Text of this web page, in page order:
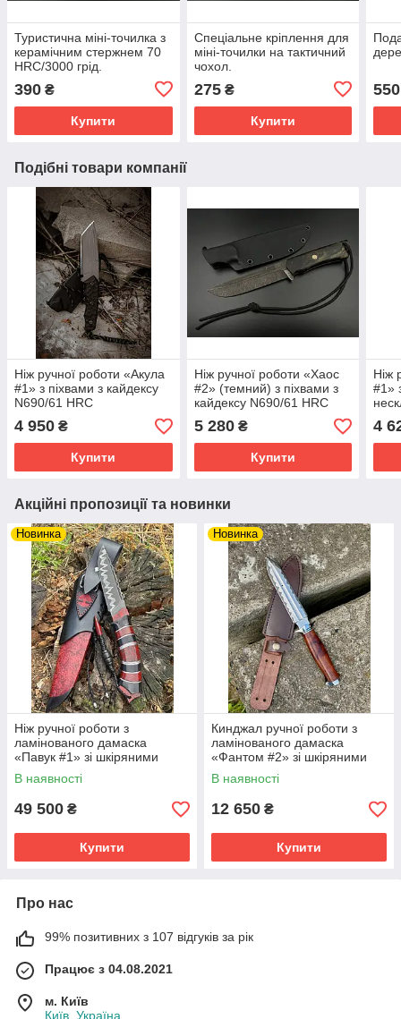
Туристична міні-точилка з
керамічним стержнем 70
HRC/3000 грід.
390 ₴
Купити
Спеціальне кріплення для
міні-точилки на тактичний
чохол.
275₴
Купити
550
Подібні товари компанії
Ніж ручної роботи «Акула
#1» з піхвами з кайдексу
N690/61 HRC
4 950 ₴
Купити
Ніж ручної роботи «Хаос
#2» (темний) з піхвами з
кайдексу N690/61 HRC
5 280₴
Купити
Ніж
#1»
4
Акційні пропозиції та новинки
Новинка
Ніж ручної роботи з
ламінованого дамаска
«Павук #1» зі шкіряними
ножнами К110/61 HRC.
В наявності
49 500 ₴
Купити
Новинка
Кинджал ручної роботи з
ламінованого дамаска
«Фантом #2» зі шкіряними
ножнами 62 HRC.
В наявності
12 650 ₴
Купити
Про нас
99% позитивних з 107 відгуків за рік
Працює з 04.08.2021
м. Київ
Київ, Україна